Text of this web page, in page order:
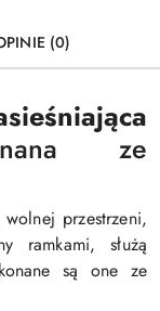
(0)
ze
przestrzeni,
ramkami, służą
są one ze